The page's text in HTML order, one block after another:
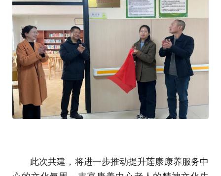
此次共建，将进一步推动提升莲康康养服务中